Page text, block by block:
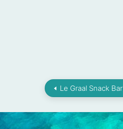
Le Graal Snack Bar